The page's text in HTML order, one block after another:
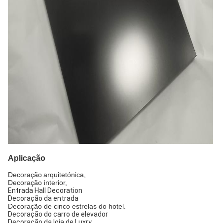
Aplicação
Decoraçãoarquitetónica
Decoração interior,
Entrada Hall Decoration
Decoração da entrada
Decoração de cinco estrelas do hotel.
Decoração do carro de elevador